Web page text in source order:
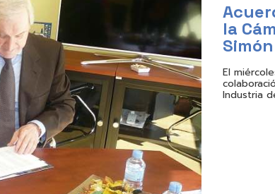
la
El
Industria